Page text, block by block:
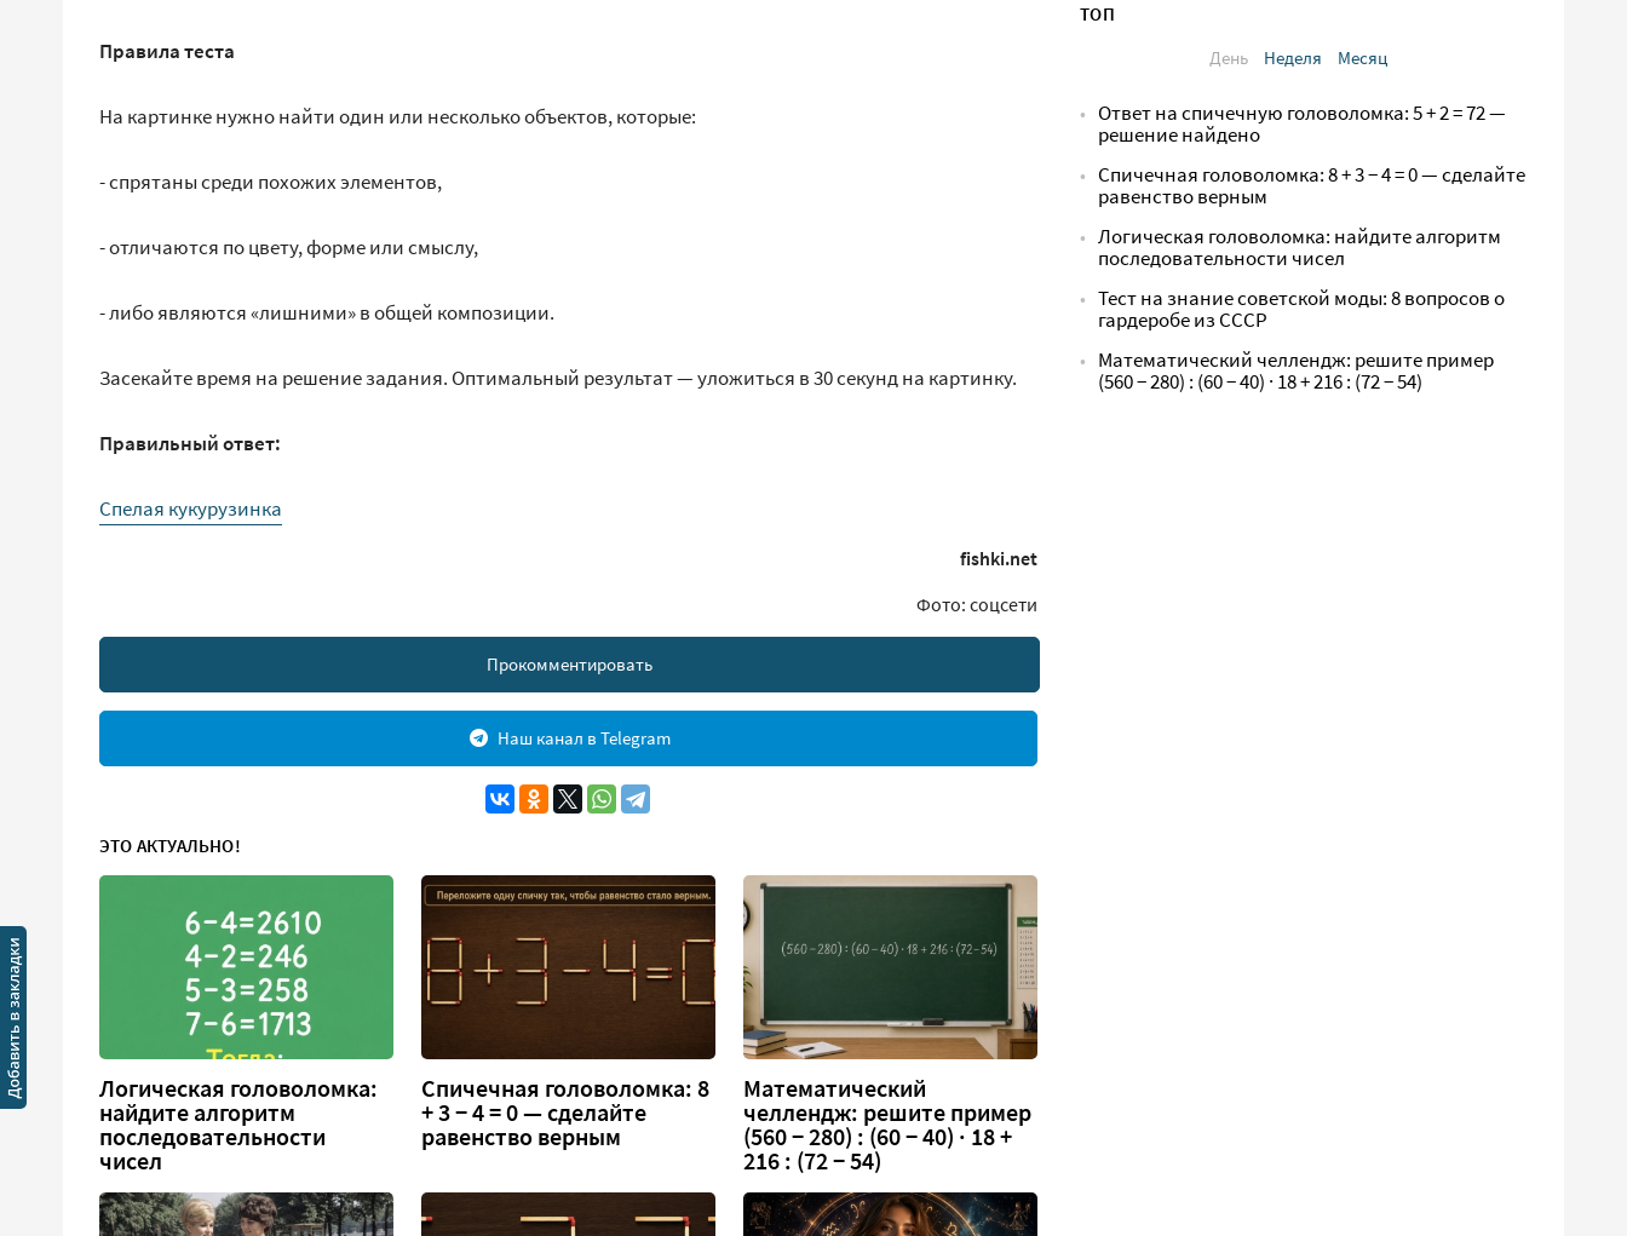
Правила теста
На картинке нужно найти один или несколько объектов, которые:
- спрятаны среди похожих элементов,
- отличаются по цвету, форме или смыслу,
- либо являются «лишними» в общей композиции.
Засекайте время на решение задания. Оптимальный результат — уложиться в 30 секунд на картинку.
Правильный ответ:
Спелая кукурузинка
fishki.net
Фото: соцсети
Прокомментировать
Наш канал в Telegram
ЭТО АКТУАЛЬНО!
Логическая головоломка:
найдите алгоритм
последовательности
чисел
Спичечная головоломка: 8
+ 3 − 4 = 0 — сделайте
равенство верным
Математический
челлендж: решите пример
(560 − 280) : (60 − 40) · 18 +
216 : (72 − 54)
ТОП
День
Неделя Месяц
Ответ на спичечную головоломка: 5 + 2 = 72 —
решение найдено
Спичечная головоломка: 8 + 3 − 4 = 0 — сделайте
равенство верным
Логическая головоломка: найдите алгоритм
последовательности чисел
Тест на знание советской моды: 8 вопросов о
гардеробе из СССР
Математический челлендж: решите пример
(560 − 280) : (60 − 40) · 18 + 216 : (72 − 54)